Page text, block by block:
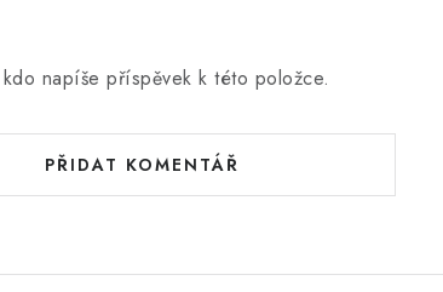
napíše příspěvek k této položce.
PŘIDAT KOMENTÁŘ